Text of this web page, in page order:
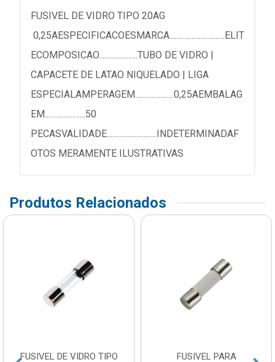
FUSIVEL DE VIDRO TIPO 20AG
0,25AESPECIFICACOESMARCA..............................ELIT
ECOMPOSICAO.....................TUBO DE VIDRO |
CAPACETE DE LATAO NIQUELADO | LIGA
ESPECIALAMPERAGEM.....................0,25AEMBALAG
EM......................50
PECASVALIDADE...........................INDETERMINADAF
OTOS MERAMENTE ILUSTRATIVAS
Produtos Relacionados
FUSIVEL DE VIDRO TIPO FUSIVEL PARA